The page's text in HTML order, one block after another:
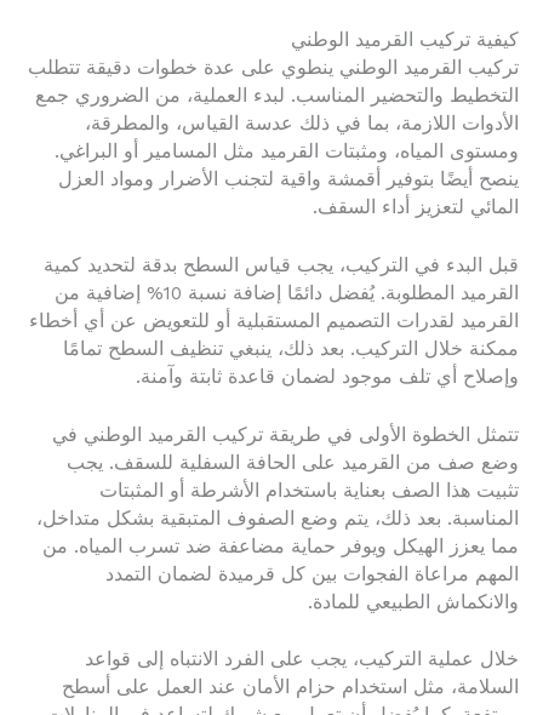
كيفية تركيب القرميد الوطني
تركيب القرميد الوطني ينطوي على عدة خطوات دقيقة تتطلب
التخطيط والتحضير المناسب. لبدء العملية، من الضروري جمع
الأدوات اللازمة، بما في ذلك عدسة القياس، والمطرقة،
ومستوى المياه، ومثبتات القرميد مثل المسامير أو البراغي.
ينصح أيضًا بتوفير أقمشة واقية لتجنب الأضرار ومواد العزل
المائي لتعزيز أداء السقف.
قبل البدء في التركيب، يجب قياس السطح بدقة لتحديد كمية
القرميد المطلوبة. يُفضل دائمًا إضافة نسبة 10% إضافية من
القرميد لقدرات التصميم المستقبلية أو للتعويض عن أي أخطاء
ممكنة خلال التركيب. بعد ذلك، ينبغي تنظيف السطح تمامًا
وإصلاح أي تلف موجود لضمان قاعدة ثابتة وآمنة.
تتمثل الخطوة الأولى في طريقة تركيب القرميد الوطني في
وضع صف من القرميد على الحافة السفلية للسقف. يجب
تثبيت هذا الصف بعناية باستخدام الأشرطة أو المثبتات
المناسبة. بعد ذلك، يتم وضع الصفوف المتبقية بشكل متداخل،
مما يعزز الهيكل ويوفر حماية مضاعفة ضد تسرب المياه. من
المهم مراعاة الفجوات بين كل قرميدة لضمان التمدد
والانكماش الطبيعي للمادة.
خلال عملية التركيب، يجب على الفرد الانتباه إلى قواعد
السلامة، مثل استخدام حزام الأمان عند العمل على أسطح